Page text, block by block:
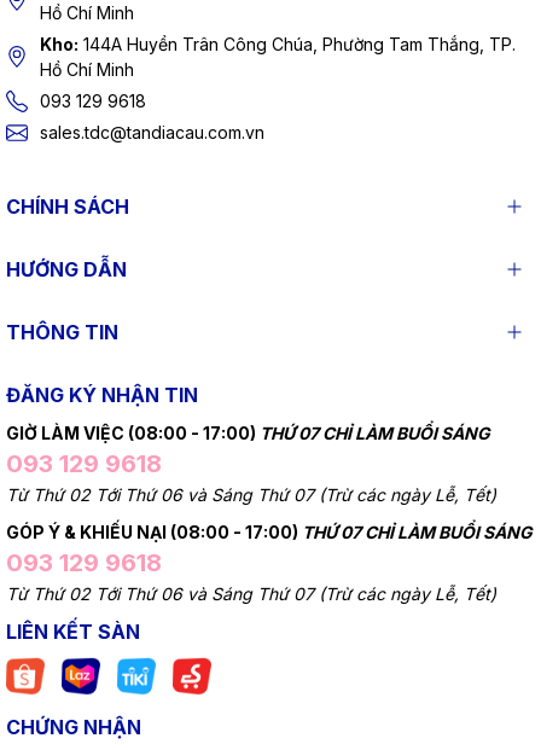
Hồ Chí Minh
Kho: 144A Huyền Trân Công Chúa, Phường Tam Thắng, TP.
Hồ Chí Minh
093 129 9618
sales.tdc@tandiacau.com.vn
CHÍNH SÁCH
HƯỚNG DẪN
THÔNG TIN
ĐĂNG KÝ NHẬN TIN
GIỜ LÀM VIỆC (08:00 - 17:00) THỨ 07 CHỈ LÀM BUỔI SÁNG
093 129 9618
Từ Thứ 02 Tới Thứ 06 và Sáng Thứ 07 (Trừ các ngày Lễ, Tết)
GÓP Ý & KHIẾU NẠI (08:00 - 17:00) THỨ 07 CHỈ LÀM BUỔI SÁNG
093 129 9618
Từ Thứ 02 Tới Thứ 06 và Sáng Thứ 07 (Trừ các ngày Lễ, Tết)
LIÊN KẾT SÀN
CHỨNG NHẬN